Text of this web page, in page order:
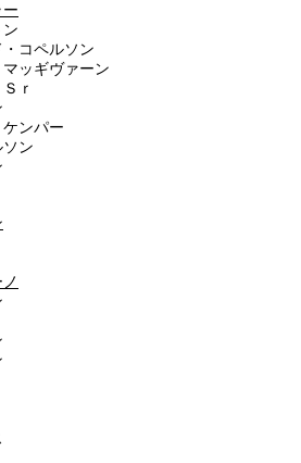
コペルソン
ッギヴァーン
ｒ
ンパー
ン